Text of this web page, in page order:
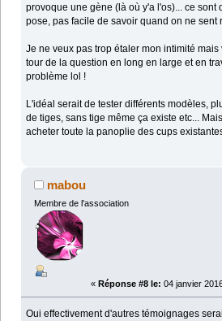
provoque une gène (là où y'a l'os)... ce sont
pose, pas facile de savoir quand on ne sent
Je ne veux pas trop étaler mon intimité
tour de la question en long en large et en
problème lol !
L'idéal serait de tester différents modèles,
de tiges, sans tige même ça existe etc...
acheter toute la panoplie des cups
mabou
Membre de l'association
« Réponse #8 le: 04 janvier
Oui effectivement d'autres témoignages